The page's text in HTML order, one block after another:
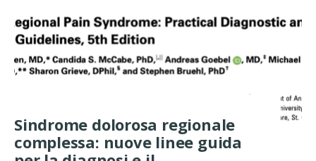
Sindrome dolorosa regionale
complessa: nuove linee guida